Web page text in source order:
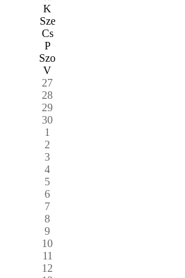
K
Sze
Cs
P
Szo
V
27
28
29
30
1
2
3
4
5
6
7
8
9
10
11
12